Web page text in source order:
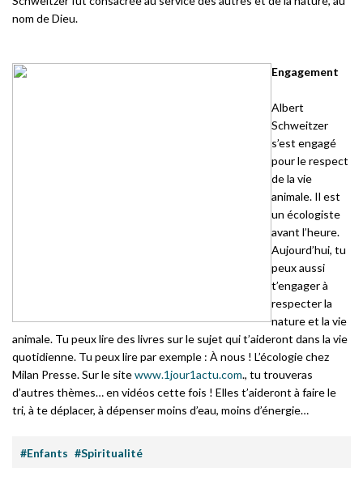
nom de Dieu.
Engagement
Albert
Schweitzer
s’est engagé
pour le respect
de la vie
animale. Il est
un écologiste
avant l’heure.
Aujourd’hui, tu
peux aussi
t’engager à
respecter la
nature et la vie
animale. Tu peux lire des livres sur le sujet qui t’aideront dans la vie
quotidienne. Tu peux lire par exemple : À nous ! L’écologie chez
Milan Presse. Sur le sitewww.1jour1actu.com., tu trouveras
d’autres thèmes… en vidéos cette fois ! Elles t’aideront à faire le
tri, à te déplacer, à dépenser moins d’eau, moins d’énergie…
#Enfants #Spiritualité